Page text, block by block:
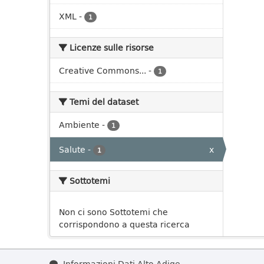
XML- 1
Licenze sulle risorse
Creative Commons... - 1
Temi del dataset
Ambiente - 1
Salute - 1 x
Sottotemi
Non ci sono Sottotemi che
corrispondono a questa ricerca